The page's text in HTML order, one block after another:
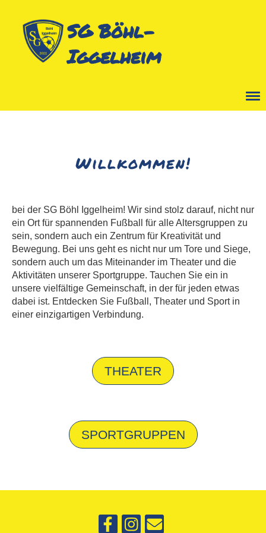
SG Böhl-
Iggelheim
Willkommen!
bei der SG Böhl Iggelheim! Wir sind stolz darauf, nicht nur
ein Ort für spannenden Fußball für alle Altersgruppen zu
sein, sondern auch ein Zentrum für Kreativität und
Bewegung. Bei uns geht es nicht nur um Tore und Siege,
sondern auch um das Miteinander im Theater und die
Aktivitäten unserer Sportgruppe. Tauchen Sie ein in
unsere vielfältige Gemeinschaft, in der für jeden etwas
dabei ist. Entdecken Sie Fußball, Theater und Sport in
einer einzigartigen Verbindung.
THEATER
SPORTGRUPPEN